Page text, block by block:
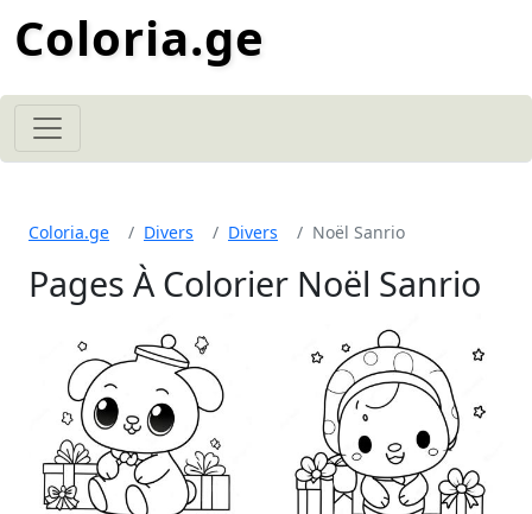
Coloria.ge
Coloria.ge Divers Divers Noël Sanrio
Pages À Colorier Noël Sanrio